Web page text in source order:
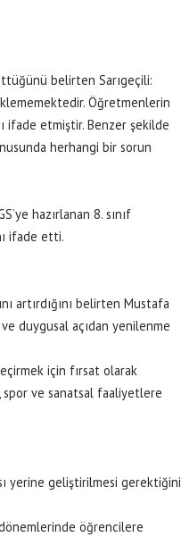
belirten Sarıgeçili:
Öğretmenlerin
ifade etmiştir. Benzer şekilde
herhangi bir sorun
hazırlanan 8. sınıf
ifade etti.
artırdığını belirten Mustafa
duygusal açıdan yenilenme
için fırsat olarak
ve sanatsal faaliyetlere
yerine geliştirilmesi gerektiğini
öğrencilere